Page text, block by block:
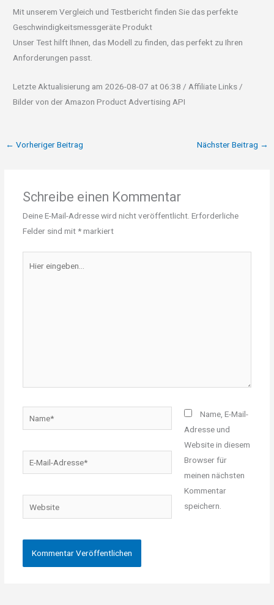
Mit unserem Vergleich und Testbericht finden Sie das perfekte
Geschwindigkeitsmessgeräte Produkt
Unser Test hilft Ihnen, das Modell zu finden, das perfekt zu Ihren
Anforderungen passt.
Letzte Aktualisierung am 2026-08-07 at 06:38 / Affiliate Links /
Bilder von der Amazon Product Advertising API
← Vorheriger Beitrag Nächster Beitrag →
Schreibe einen Kommentar
Deine E-Mail-Adresse wird nicht veröffentlicht. Erforderliche
Felder sind mit*markiert
eingeben…
Mail-
Website
Name, E-Mail-
Adresse und
Website in diesem
Browser für
meinen nächsten
Kommentar
speichern.